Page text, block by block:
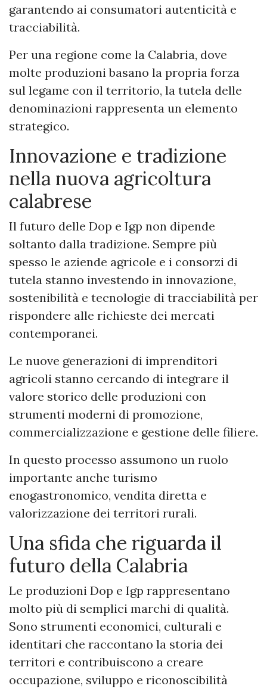
garantendo ai consumatori autenticità e
tracciabilità.
Per una regione come la Calabria, dove
molte produzioni basano la propria forza
sul legame con il territorio, la tutela delle
denominazioni rappresenta un elemento
strategico.
Innovazione e tradizione
nella nuova agricoltura
calabrese
Il futuro delle Dop e Igp non dipende
soltanto dalla tradizione. Sempre più
spesso le aziende agricole e i consorzi di
tutela stanno investendo in innovazione,
sostenibilità e tecnologie di tracciabilità per
rispondere alle richieste dei mercati
contemporanei.
Le nuove generazioni di imprenditori
agricoli stanno cercando di integrare il
valore storico delle produzioni con
strumenti moderni di promozione,
commercializzazione e gestione delle filiere.
In questo processo assumono un ruolo
importante anche turismo
enogastronomico, vendita diretta e
valorizzazione dei territori rurali.
Una sfida che riguarda il
futuro della Calabria
Le produzioni Dop e Igp rappresentano
molto più di semplici marchi di qualità.
Sono strumenti economici, culturali e
identitari che raccontano la storia dei
territori e contribuiscono a creare
occupazione, sviluppo e riconoscibilità